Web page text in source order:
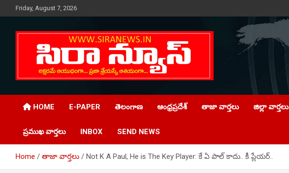
to
Friday, August 7, 2026
SIRA NEWS
HOME E-PAPER తెలంగాణ ఆంధ్రప్రదేశ్ తాజా వార్తలు జిల్లా వార్తలు
ప్రముఖ వార్తలు INBOX SEND NEWS
Home తాజా వార్తలు Not K A Paul, He is The Key Player: కే ఏ పాల్‌ కాదు.. కీ ప్లేయర్‌..